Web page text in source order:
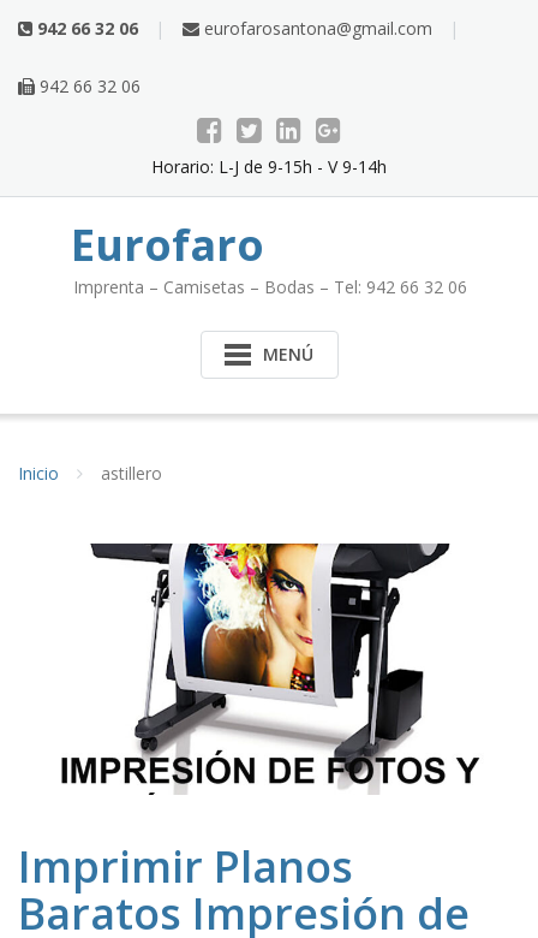
942 66 32 06 eurofarosantona@gmail.com
942 66 32 06
Horario: L-J de 9-15h - V 9-14h
Eurofaro
Imprenta – Camisetas – Bodas – Tel: 942 66 32 06
MENÚ
Inicio astillero
Imprimir Planos
Baratos Impresión de